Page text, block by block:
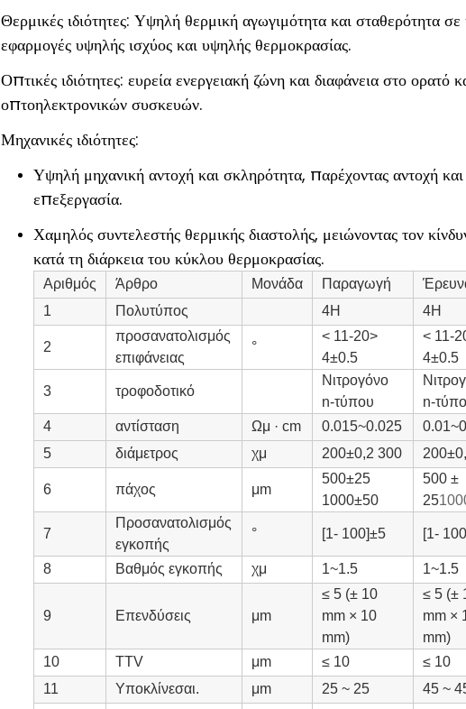
Θερμικές ιδιότητες: Υψηλή θερμική αγωγιμότητα και σταθερότητα
εφαρμογές υψηλής ισχύος και υψηλής θερμοκρασίας.
Οπτικές ιδιότητες: ευρεία ενεργειακή ζώνη και διαφάνεια στο
οπτοηλεκτρονικών συσκευών.
Μηχανικές ιδιότητες:
Υψηλή μηχανική αντοχή και σκληρότητα, παρέχοντας αντοχή και
επεξεργασία.
Χαμηλός συντελεστής θερμικής διαστολής, μειώνοντας τον
κατά τη διάρκεια του κύκλου θερμοκρασίας.
Αριθμός Άρθρο Μονάδα Παραγωγή
1
Πολυτύπος 4H 4H
2
προσανατολισμός
επιφάνειας
°
< 11-20>
4±0.5
< 11-
4±0.5
3 τροφοδοτικό
Νιτρογόνο
n-τύπου
n-
4
αντίσταση Ωμ · cm 0.015~0.025
5
διάμετρος χμ 200±0,2 300
6 πάχος μm
500±25
1000±50
500 ±
25
7
Προσανατολισμός
εγκοπής
° [1- 100]±5 [1-
8 Βαθμός εγκοπής χμ 1~1.5 1~1.5
9 Επενδύσεις μm
≤ 5 (± 10
mm × 10
mm)
≤ 5 (±
mm ×
mm)
10
TTV μm ≤ 10 ≤ 10
11
Υποκλίνεσαι. μm 25 ~ 25 45 ~